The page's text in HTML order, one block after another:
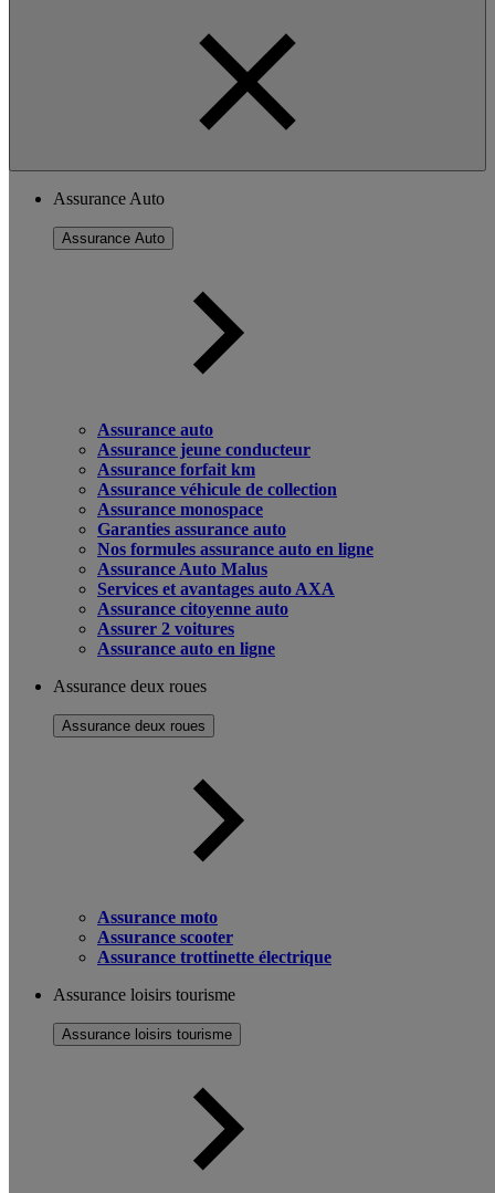
Assurance Auto
Assurance Auto
Assurance auto
Assurance jeune conducteur
Assurance forfait km
Assurance véhicule de collection
Assurance monospace
Garanties assurance auto
Nos formules assurance auto en ligne
Assurance Auto Malus
Services et avantages auto AXA
Assurance citoyenne auto
Assurer 2 voitures
Assurance auto en ligne
Assurance deux roues
Assurance deux roues
Assurance moto
Assurance scooter
Assurance trottinette électrique
Assurance loisirs tourisme
Assurance loisirs tourisme